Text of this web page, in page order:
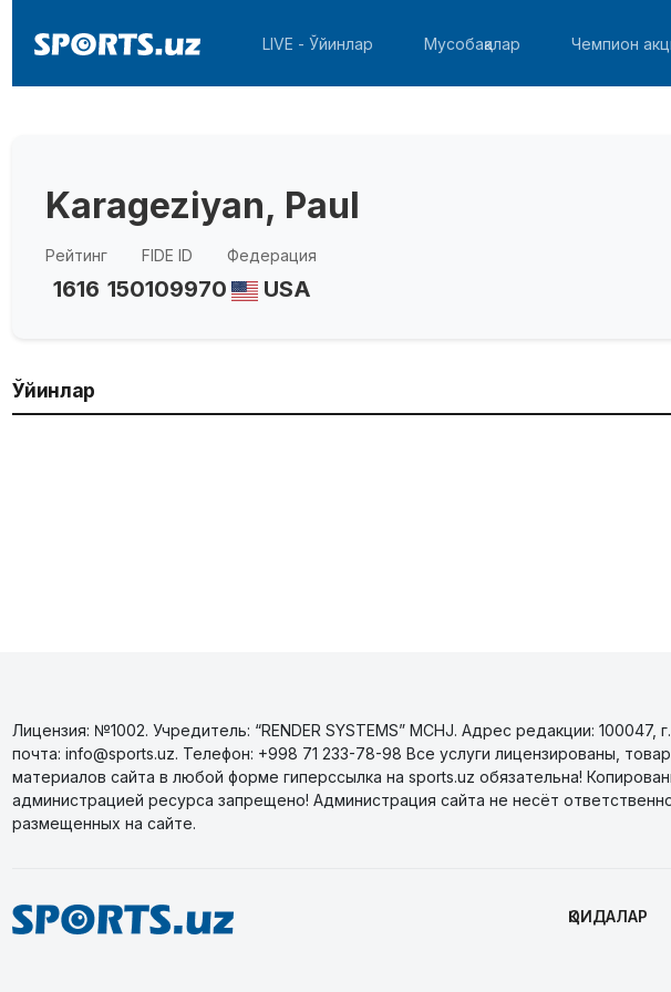
LIVE - Ўйинлар Мусобақалар Чемпион
Karageziyan, Paul
Рейтинг
1616
FIDE ID
150109970
Федерация
USA
Ўйинлар
Лицензия: №1002. Учредитель: “RENDER SYSTEMS” MCHJ. Адрес редакции: 100047,
почта: info@sports.uz. Телефон: +998 71 233-78-98 Все услуги лицензированы,
материалов сайта в любой форме гиперссылка на sports.uz обязательна!
администрацией ресурса запрещено! Администрация сайта не несёт
размещенных на сайте.
ҚОИДАЛАР